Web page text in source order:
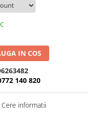
IN COS
140 820
informatii